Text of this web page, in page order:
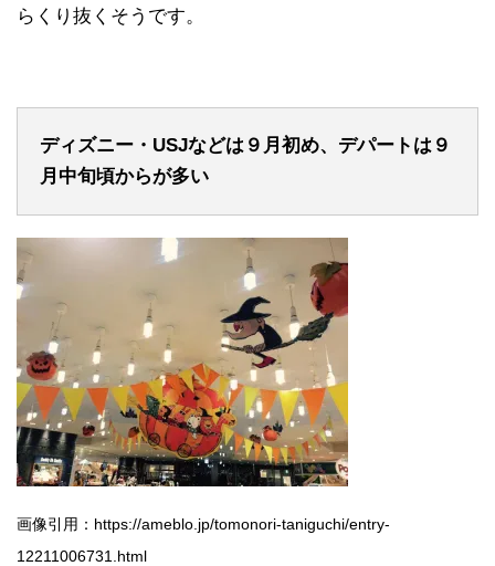
らくり抜くそうです。
ディズニー・USJなどは９月初め、デパートは９
月中旬頃からが多い
画像引用：https://ameblo.jp/tomonori-taniguchi/entry-
12211006731.html